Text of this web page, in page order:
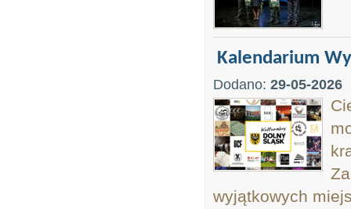
Kalendarium
Dodano: 29-05-2026
wyjątkowych